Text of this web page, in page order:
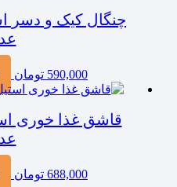
چنگال کیک و دسر
590,000 تومان
قاشق غذا خوری
688,000 تومان